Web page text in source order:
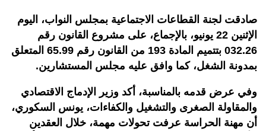
صادقت لجنة القطاعات الاجتماعية بمجلس النواب، اليوم
الإثنين 22 يونيو، بالإجماع، على مشروع القانون رقم
032.26 بتتميم المادة 193 من القانون رقم 65.99 المتعلق
بمدونة الشغل، كما وافق عليه مجلس المستشارين.
وفي عرض قدمه بالمناسبة، أكد وزير الإدماج الاقتصادي
والمقاولة الصغرى والتشغيل والكفاءات، يونس السكوري،
أن مهنة الحراسة عرفت تحولات مهمة، خلال العقدين